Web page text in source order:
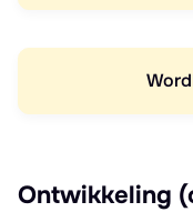
Ontwikkeling